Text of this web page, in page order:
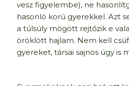
vesz figyelembe), ne
hasonló korú gyerekkel. Azt
a túlsúly mögött rejtőzik e
öröklött hajlam. Nem kell
gyereket, társai sajnos úgy is